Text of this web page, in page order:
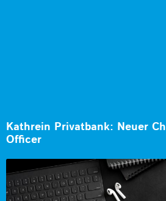
Kathrein Privatbank: Neuer
Officer